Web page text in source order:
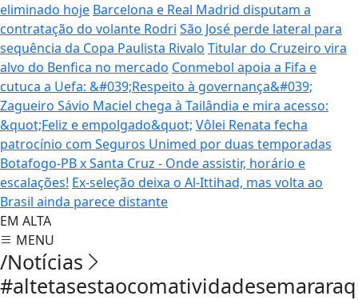
eliminado hoje Barcelona e Real Madrid disputam a
contratação do volante Rodri São José perde lateral para
sequência da Copa Paulista Rivalo Titular do Cruzeiro vira
alvo do Benfica no mercado Conmebol apoia a Fifa e
cutuca a Uefa: &#039;Respeito à governança&#039;
Zagueiro Sávio Maciel chega à Tailândia e mira acesso:
&quot;Feliz e empolgado&quot; Vôlei Renata fecha
patrocínio com Seguros Unimed por duas temporadas
Botafogo-PB x Santa Cruz - Onde assistir, horário e
escalações! Ex-seleção deixa o Al-Ittihad, mas volta ao
Brasil ainda parece distante
EM ALTA
MENU
/Notícias